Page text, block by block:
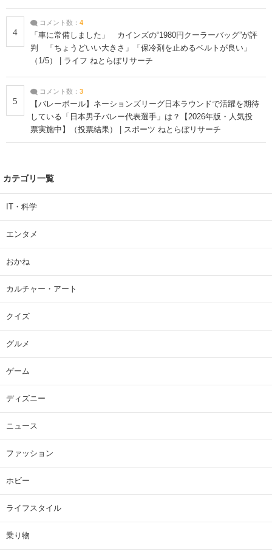
4
コメント数： 4
「車に常備しました」 カインズの“1980円クーラーバッグ”が評
判 「ちょうどいい大きさ」「保冷剤を止めるベルトが良い」
（1/5） | ライフ ねとらぼリサーチ
5
コメント数： 3
【バレーボール】ネーションズリーグ日本ラウンドで活躍を期待
している「日本男子バレー代表選手」は？【2026年版・人気投
票実施中】（投票結果） | スポーツ ねとらぼリサーチ
カテゴリ一覧
IT・科学
エンタメ
おかね
カルチャー・アート
クイズ
グルメ
ゲーム
ディズニー
ニュース
ファッション
ホビー
ライフスタイル
乗り物